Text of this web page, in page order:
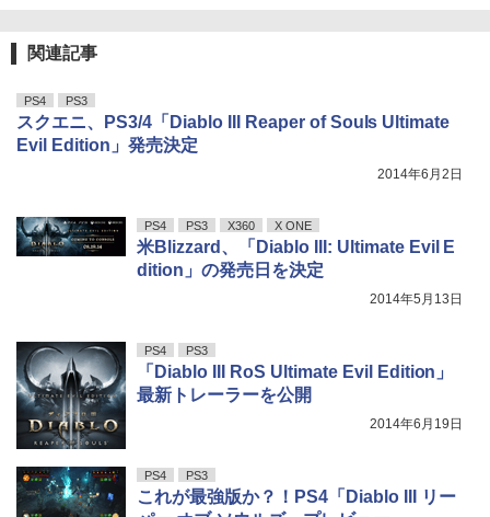
関連記事
PS4 PS3
スクエニ、PS3/4「Diablo III Reaper of Souls Ultimate
Evil Edition」発売決定
2014年6月2日
PS4 PS3 X360 X ONE
米Blizzard、「Diablo III: Ultimate Evil E
dition」の発売日を決定
2014年5月13日
PS4 PS3
「Diablo III RoS Ultimate Evil Edition」
最新トレーラーを公開
2014年6月19日
PS4 PS3
これが最強版か？！PS4「Diablo III リー